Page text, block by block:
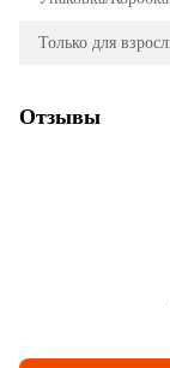
Только для
Отзывы